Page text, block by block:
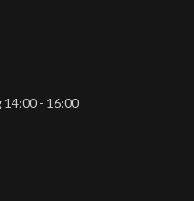
14:00 - 16:00